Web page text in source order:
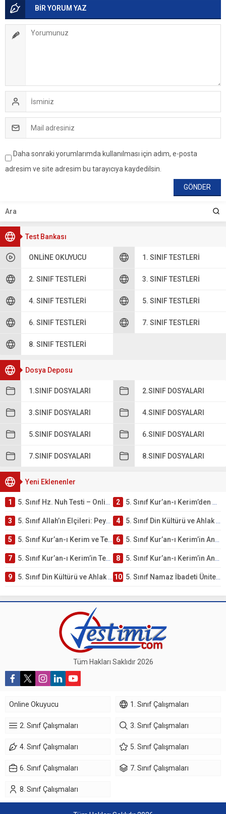
Test Bankası
ONLINE OKUYUCU 1. SINIF TESTLERI
2. SINIF TESTLERI 3. SINIF TESTLERI
4. SINIF TESTLERI 5. SINIF TESTLERI
6. SINIF TESTLERI 7. SINIF TESTLERI
8. SINIF TESTLERI
Dosya Deposu
1.SINIF DOSYALARI 2.SINIF DOSYALARI
3.SINIF DOSYALARI 4.SINIF DOSYALARI
5.SINIF DOSYALARI 6.SINIF DOSYALARI
7.SINIF DOSYALARI 8.SINIF DOSYALARI
Yeni Eklenenler
1 5. Sınıf Hz. Nuh Testi – Online Çöz 2 5. Sınıf Kur’an-ı Kerim’den Öğütler – Peygamber Kıssaları Testi – Online Çöz
3 5. Sınıf Allah’ın Elçileri: Peygamberler Testi – Online Çöz 4 5. Sınıf Din Kültürü ve Ahlak Bilgisi 2. Ünite: Kur’an-ı Kerim Çalışmaları
5 5. Sınıf Kur’an-ı Kerim ve Temel Özellikleri Testi – Online Çöz 6 5. Sınıf Kur’an-ı Kerim’in Ana Konuları Testi – Online Çöz
7 5. Sınıf Kur’an-ı Kerim’in Temel Özellikleri ve Önemi Testi – Online Çöz 8 5. Sınıf Kur’an-ı Kerim’in Anlamı ve Önemi Testi – Online Çöz
9 5. Sınıf Din Kültürü ve Ahlak Bilgisi 2. Ünite: Namaz İbadeti Çalışmaları 10 5. Sınıf Namaz İbadeti Ünite Testi – Online Çöz
BİR YORUM YAZ
Daha sonraki yorumlarımda kullanılması için adım, e-posta
adresim ve site adresim bu tarayıcıya kaydedilsin.
Tüm Hakları Saklıdır 2026
Online Okuyucu 1. Sınıf Çalışmaları
2. Sınıf Çalışmaları 3. Sınıf Çalışmaları
4. Sınıf Çalışmaları 5. Sınıf Çalışmaları
6. Sınıf Çalışmaları 7. Sınıf Çalışmaları
8. Sınıf Çalışmaları